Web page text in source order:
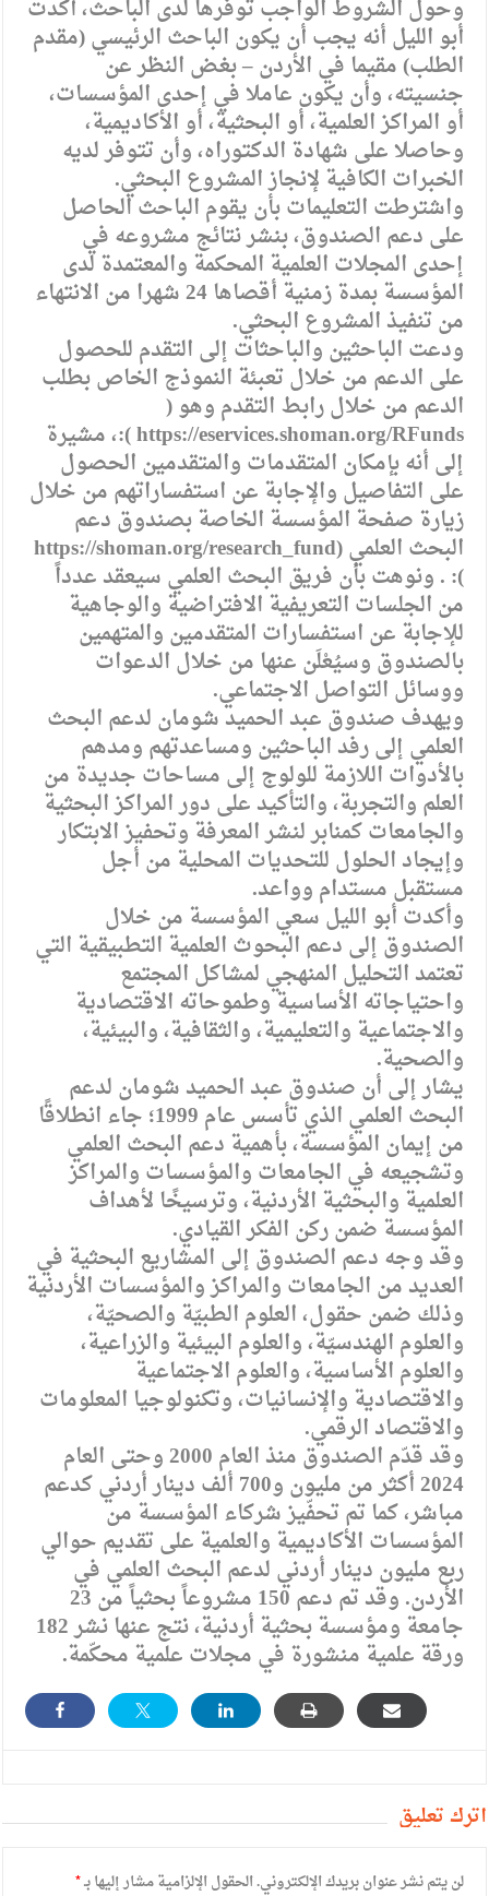
وحول الشروط الواجب توفرها لدى الباحث، أكدت
أبو الليل أنه يجب أن يكون الباحث الرئيسي (مقدم
الطلب) مقيما في الأردن – بغض النظر عن
جنسيته، وأن يكون عاملا في إحدى المؤسسات،
أو المراكز العلمية، أو البحثية، أو الأكاديمية،
وحاصلا على شهادة الدكتوراه، وأن تتوفر لديه
الخبرات الكافية لإنجاز المشروع البحثي.
واشترطت التعليمات بأن يقوم الباحث الحاصل
على دعم الصندوق، بنشر نتائج مشروعه في
إحدى المجلات العلمية المحكمة والمعتمدة لدى
المؤسسة بمدة زمنية أقصاها 24 شهرا من الانتهاء
من تنفيذ المشروع البحثي.
ودعت الباحثين والباحثات إلى التقدم للحصول
على الدعم من خلال تعبئة النموذج الخاص بطلب
الدعم من خلال رابط التقدم وهو (
https://eservices.shoman.org/RFunds ):، مشيرة
إلى أنه بإمكان المتقدمات والمتقدمين الحصول
على التفاصيل والإجابة عن استفساراتهم من خلال
زيارة صفحة المؤسسة الخاصة بصندوق دعم
البحث العلمي (https://shoman.org/research_fund
): . ونوهت بأن فريق البحث العلمي سيعقد عدداً
من الجلسات التعريفية الافتراضية والوجاهية
للإجابة عن استفسارات المتقدمين والمتهمين
بالصندوق وسيُعْلَن عنها من خلال الدعوات
ووسائل التواصل الاجتماعي.
ويهدف صندوق عبد الحميد شومان لدعم البحث
العلمي إلى رفد الباحثين ومساعدتهم ومدهم
بالأدوات اللازمة للولوج إلى مساحات جديدة من
العلم والتجربة، والتأكيد على دور المراكز البحثية
والجامعات كمنابر لنشر المعرفة وتحفيز الابتكار
وإيجاد الحلول للتحديات المحلية من أجل
مستقبل مستدام وواعد.
وأكدت أبو الليل سعي المؤسسة من خلال
الصندوق إلى دعم البحوث العلمية التطبيقية التي
تعتمد التحليل المنهجي لمشاكل المجتمع
واحتياجاته الأساسية وطموحاته الاقتصادية
والاجتماعية والتعليمية، والثقافية، والبيئية،
والصحية.
يشار إلى أن صندوق عبد الحميد شومان لدعم
البحث العلمي الذي تأسس عام 1999؛ جاء انطلاقًا
من إيمان المؤسسة، بأهمية دعم البحث العلمي
وتشجيعه في الجامعات والمؤسسات والمراكز
العلمية والبحثية الأردنية، وترسيخًا لأهداف
المؤسسة ضمن ركن الفكر القيادي.
وقد وجه دعم الصندوق إلى المشاريع البحثية في
العديد من الجامعات والمراكز والمؤسسات الأردنية
وذلك ضمن حقول، العلوم الطبيّة والصحيّة،
والعلوم الهندسيّة، والعلوم البيئية والزراعية،
والعلوم الأساسية، والعلوم الاجتماعية
والاقتصادية والإنسانيات، وتكنولوجيا المعلومات
والاقتصاد الرقمي.
وقد قدّم الصندوق منذ العام 2000 وحتى العام
2024 أكثر من مليون و700 ألف دينار أردني كدعم
مباشر، كما تم تحفّيز شركاء المؤسسة من
المؤسسات الأكاديمية والعلمية على تقديم حوالي
ربع مليون دينار أردني لدعم البحث العلمي في
الأردن. وقد تم دعم 150 مشروعاً بحثياً من 23
جامعة ومؤسسة بحثية أردنية، نتج عنها نشر 182
ورقة علمية منشورة في مجلات علمية محكّمة.
أترك تعليق
لن يتم نشر عنوان بريدك الإلكتروني.الحقول الإلزامية مشار إليها بـ*